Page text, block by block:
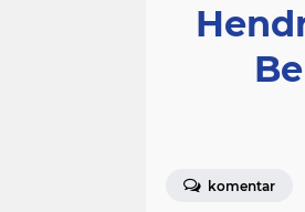
komentar